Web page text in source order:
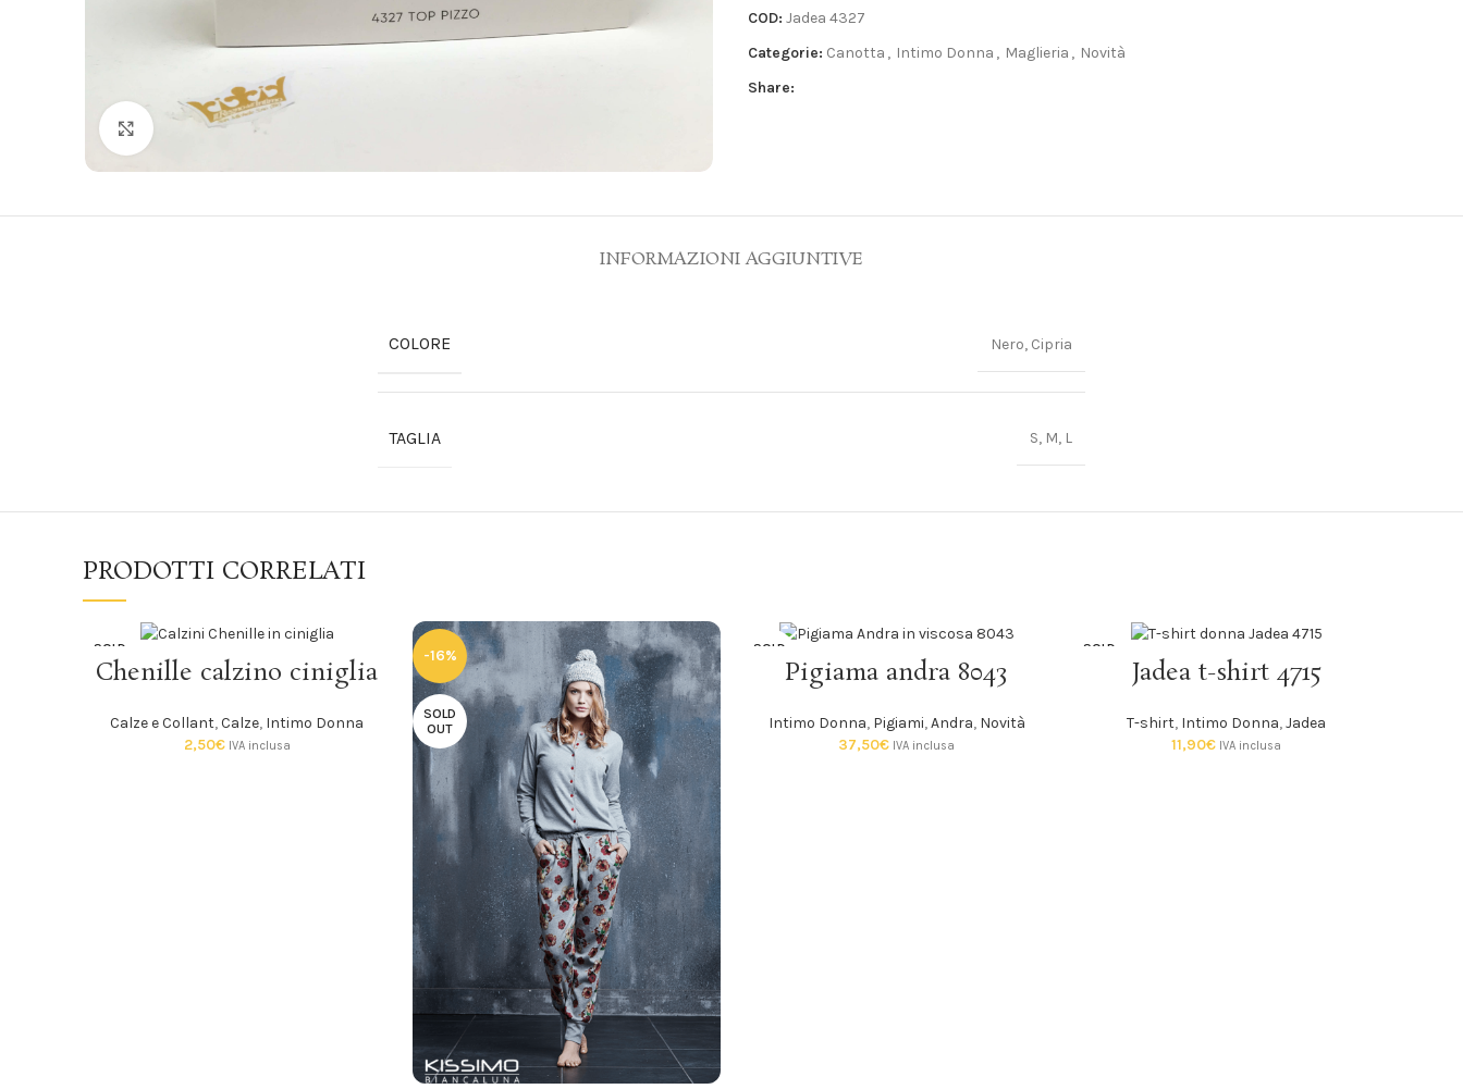
Click to enlarge
COD: Jadea 4327
Categorie: Canotta , Intimo Donna , Maglieria , Novità
Share:
INFORMAZIONI AGGIUNTIVE
COLORE Nero, Cipria
TAGLIA S, M, L
PRODOTTI CORRELATI
SOLD
OUT
SCEGLI
Chenille calzino ciniglia
Calze e Collant,Calze, Intimo Donna
2,50€ IVA inclusa
-16%
SOLD
OUT
SOLD
Pigiama andra 8043
Intimo Donna, Pigiami,Andra, Novità
37,50€ IVA inclusa
SOLD
SCEGLI
Jadea t-shirt 4715
T-shirt, Intimo Donna,Jadea
11,90€ IVA inclusa